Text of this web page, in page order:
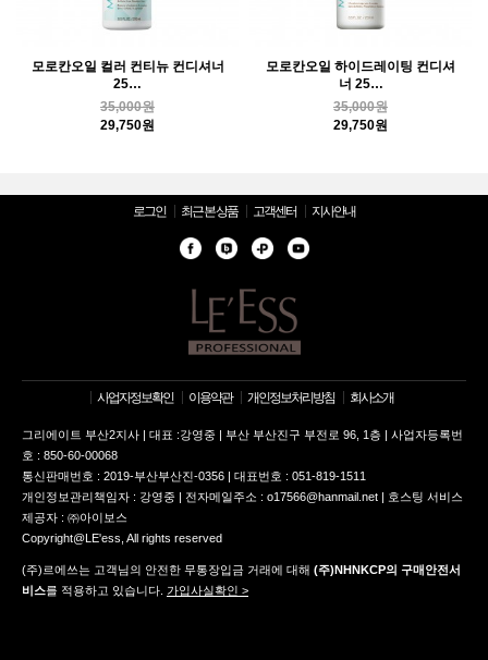
모로칸오일 컬러 컨티뉴 컨디셔너
25…
35,000원
29,750원
모로칸오일 하이드레이팅 컨디셔
너 25…
35,000원
29,750원
로그인 최근 본 상품 고객센터 지사안내
사업자정보확인 이용약관 개인정보처리방침 회사소개
그리에이트 부산2지사 | 대표 :강영중 | 부산 부산진구 부전로 96, 1층 | 사업자등록번
호 : 850-60-00068
통신판매번호 : 2019-부산부산진-0356 | 대표번호 : 051-819-1511
개인정보관리책임자 : 강영중 | 전자메일주소 : o17566@hanmail.net | 호스팅 서비스
제공자 : ㈜아이보스
Copyright@LE'ess, All rights reserved
(주)르에쓰는 고객님의 안전한 무통장입금 거래에 대해 (주)NHNKCP의 구매안전서
비스를 적용하고 있습니다. 가입사실확인 >